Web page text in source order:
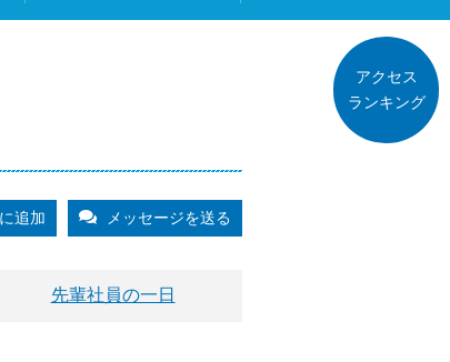
追加 メッセージを送る
先輩社員の一日
アクセス
ランキング